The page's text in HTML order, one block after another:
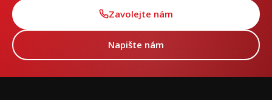
Zavolejte nám
Napište nám